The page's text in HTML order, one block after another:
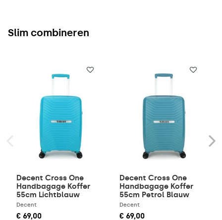
Slim combineren
Decent Cross One
Handbagage Koffer
55cm Lichtblauw
Decent
€ 69,00
Decent Cross One
Handbagage Koffer
55cm Petrol Blauw
Decent
€ 69,00